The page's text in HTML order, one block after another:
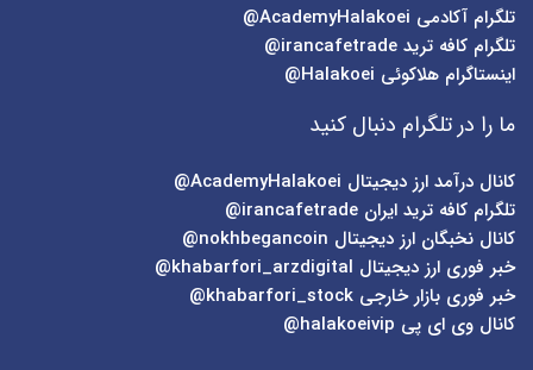
تلگرام آکادمی
تلگرام کافه ترید irancafetrade@
اینستاگرام هلاکوئی Halakoei@
ما را در تلگرام دنبال کنید
کانال درآمد ارز دیجیتال AcademyHalakoei@
تلگرام کافه ترید ایران irancafetrade@
کانال نخبگان ارز دیجیتال nokhbegancoin@
خبر فوری ارز دیجیتال khabarfori_arzdigital@
خبر فوری بازار خارجی khabarfori_stock@
کانال وی ای پی halakoeivip@